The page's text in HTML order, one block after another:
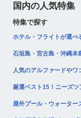
国内の人気特集
特集で探す
ホテル・フライトが選べ
石垣島・宮古島・沖縄本
人気のアルファードやワ
厳選ベスト15！ニーズ
屋外プール・ウォーター